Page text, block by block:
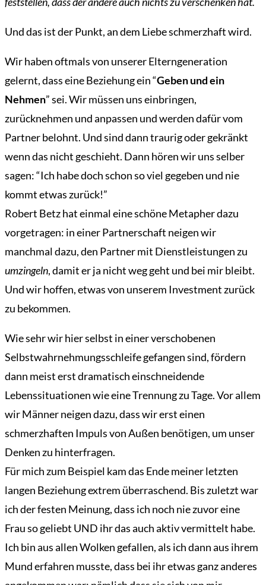
Und das ist der Punkt, an dem Liebe schmerzhaft wird.
Wir haben oftmals von unserer Elterngeneration
gelernt, dass eine Beziehung ein “Geben und ein
Nehmen” sei. Wir müssen uns einbringen,
zurücknehmen und anpassen und werden dafür vom
Partner belohnt. Und sind dann traurig oder gekränkt
wenn das nicht geschieht. Dann hören wir uns selber
sagen: “Ich habe doch schon so viel gegeben und nie
kommt etwas zurück!”
Robert Betz hat einmal eine schöne Metapher dazu
vorgetragen: in einer Partnerschaft neigen wir
manchmal dazu, den Partner mit Dienstleistungen zu
umzingeln, damit er ja nicht weg geht und bei mir bleibt.
Und wir hoffen, etwas von unserem Investment zurück
zu bekommen.
Wie sehr wir hier selbst in einer verschobenen
Selbstwahrnehmungsschleife gefangen sind, fördern
dann meist erst dramatisch einschneidende
Lebenssituationen wie eine Trennung zu Tage. Vor allem
wir Männer neigen dazu, dass wir erst einen
schmerzhaften Impuls von Außen benötigen, um unser
Denken zu hinterfragen.
Für mich zum Beispiel kam das Ende meiner letzten
langen Beziehung extrem überraschend. Bis zuletzt war
ich der festen Meinung, dass ich noch nie zuvor eine
Frau so geliebt UND ihr das auch aktiv vermittelt habe.
Ich bin aus allen Wolken gefallen, als ich dann aus ihrem
Mund erfahren musste, dass bei ihr etwas ganz anderes